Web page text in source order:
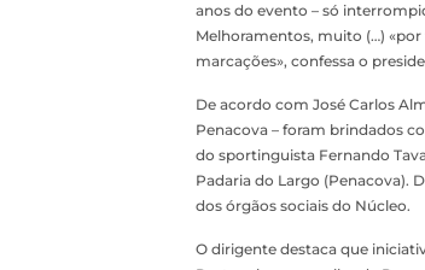
anos do evento – só
Melhoramentos, muito (…)
marcações», confessa o
De acordo com José Carlos
Penacova – foram brindados
do sportinguista Fernando
Padaria do Largo (Penacova).
dos órgãos sociais do Núcleo.
O dirigente destaca que